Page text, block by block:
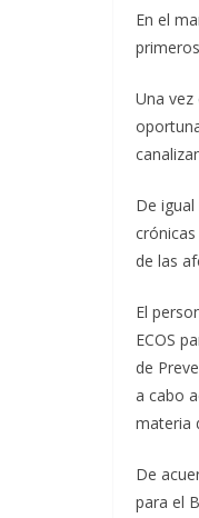
En el
Una
De
de las
El
ECOS
de
a cabo
materia
De
para el